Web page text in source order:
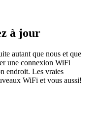
à jour
autant que nous et que
une connexion WiFi
endroit. Les vraies
WiFi et vous aussi!